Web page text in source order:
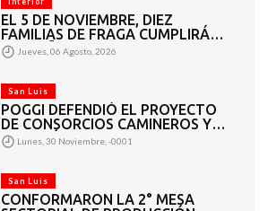
EL 5 DE NOVIEMBRE, DIEZ
FAMILIAS DE FRAGA CUMPLIRÁN
EL SUEÑO DE LA CASA PROPIA
Jueves, 06 Agosto, 2026
San Luis
POGGI DEFENDIÓ EL PROYECTO
DE CONSORCIOS CAMINEROS Y
APUNTÓ A LOS DIPUTADOS QUE
VOTARON EN CONTRA: “ESTO
Lunes, 30 Noviembre, -0001
San Luis
CONFORMARON LA 2° MESA